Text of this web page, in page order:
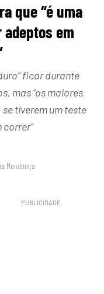
que “é uma
adeptos em
ficar durante
mas “os maiores
tiverem um teste
Mendonça